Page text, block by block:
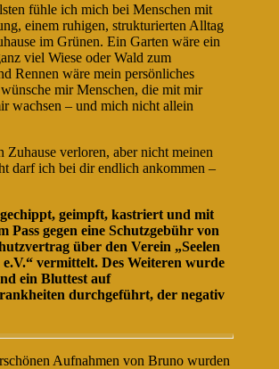
fühle ich mich bei Menschen mit
einem ruhigen, strukturierten Alltag
im Grünen. Ein Garten wäre ein
viel Wiese oder Wald zum
Rennen wäre mein persönliches
mir Menschen, die mit mir
wachsen – und mich nicht allein
Zuhause verloren, aber nicht meinen
darf ich bei dir endlich ankommen –
geimpft, kastriert und mit
Pass gegen eine Schutzgebühr von
über den Verein „Seelen
e.V.“ vermittelt. Des Weiteren wurde
ein Bluttest auf
durchgeführt, der negativ
Aufnahmen von Bruno wurden